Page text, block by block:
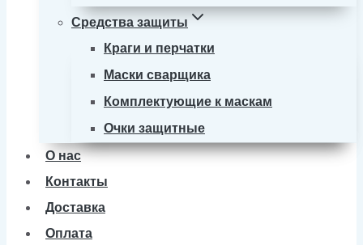
Средства защиты
Краги и перчатки
Маски сварщика
Комплектующие к маскам
Очки защитные
О нас
Контакты
Доставка
Оплата